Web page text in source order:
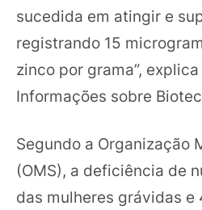
sucedida em atingir e
registrando 15
zinco por grama”,
Informações sobre
Segundo a Organização
(OMS), a deficiência de
das mulheres grávidas e